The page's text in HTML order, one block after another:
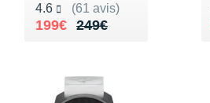
4.6
(61 avis)
Noté 4.6 sur 5
249€
Au lieu de 249€
199€
Vendu 199€